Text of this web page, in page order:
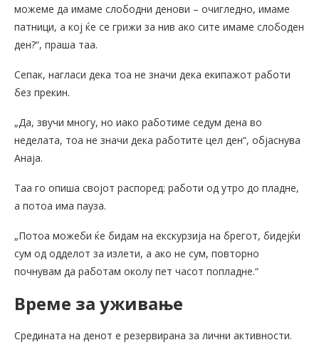
можеме да имаме слободни денови – очигледно, имаме
патници, а кој ќе се грижи за нив ако сите имаме слободен
ден?“, праша таа.
Сепак, нагласи дека тоа не значи дека екипажот работи
без прекин.
„Да, звучи многу, но иако работиме седум дена во
неделата, тоа не значи дека работите цел ден“, објаснува
Анаја.
Таа го опиша својот распоред: работи од утро до пладне,
а потоа има пауза.
„Потоа можеби ќе бидам на екскурзија на брегот, бидејќи
сум од одделот за излети, а ако не сум, повторно
почнувам да работам околу пет часот попладне.“
Време за уживање
Средината на денот е резервирана за лични активности.